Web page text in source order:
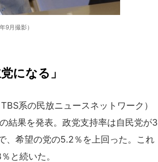
9月撮影）
になる」
系の民放ニュースネットワーク）
結果を発表。政党支持率は自民党が3
、希望の党の5.2％を上回った。これ
と続いた。